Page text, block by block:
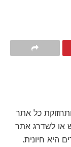
כל אתר
או לשדרג אתר
היא חיונית.